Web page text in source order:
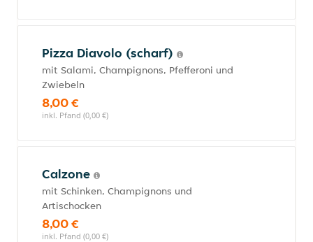
Pizza Diavolo (scharf)
mit Salami, Champignons, Pfefferoni und
Zwiebeln
8,00 €
inkl. Pfand (0,00 €)
Calzone
mit Schinken, Champignons und
Artischocken
8,00 €
inkl. Pfand (0,00 €)